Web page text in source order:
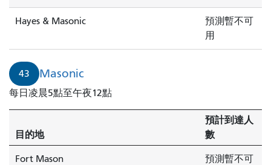
Hayes & Masonic
預測暫不可
用
43 Masonic
每日凌晨5點至午夜12點
目的地
預計到達人
數
Fort Mason
預測暫不可